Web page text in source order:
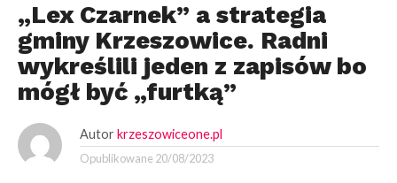
„Lex Czarnek” a strategia
gminy Krzeszowice. Radni
wykreślili jeden z zapisów bo
mógł być „furtką”
Autor krzeszowiceone.pl
Opublikowane 20/08/2023